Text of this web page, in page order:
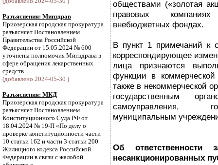
Разъяснения: Минздрав
Приозерская городская прокуратура
разъясняет Постановлением
Правительства Российской
Федерации от 15.05.2024 № 600
уточнены полномочия Минздрава в
сфере обращения лекарственных
средств.
(добавлено 2024-05-30 )
Разъяснения: МКД
Приозерская городская прокуратура
разъясняет Постановлением
Конституционного Суда РФ от
18.04.2024 № 19-П «По делу о
проверке конституционности части
10 статьи 162 и части 3 статьи 200
Жилищного кодекса Российской
Федерации в связи с жалобой
обществами («золотая
правовых
внебюджетных фондах.
В пункт 1 примечаний к
корреспондирующее
лица признаются
функции в
также в некоммерческой
государственным
самоуправления,
муниципальным
Об ответственности
несанкционированных